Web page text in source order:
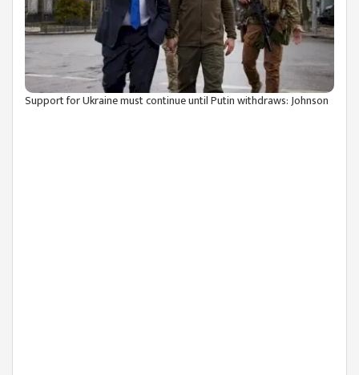
Support for Ukraine must continue until Putin withdraws: Johnson